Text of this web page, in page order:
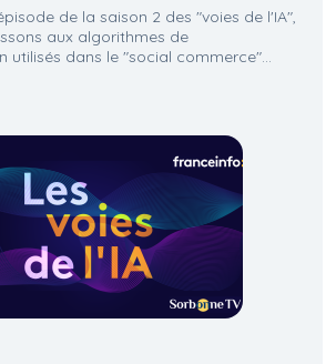
de la saison 2 des "voies de l'IA",
aux algorithmes de
utilisés dans le "social commerce"...